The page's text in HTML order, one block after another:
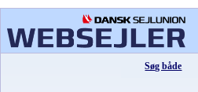
Søg både